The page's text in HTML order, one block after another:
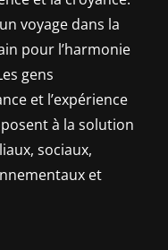
voyage dans la
pour l’harmonie
gens
et l’expérience
à la solution
sociaux,
et